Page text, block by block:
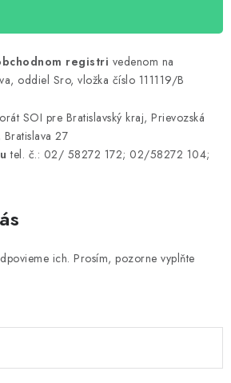
registri vedenom na
oddiel Sro, vložka číslo 111119/B
SOI pre Bratislavský kraj, Prievozská
27
tel. č.: 02/ 58272 172; 02/58272 104;
ich. Prosím, pozorne vyplňte